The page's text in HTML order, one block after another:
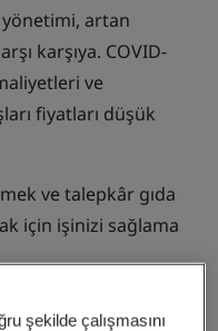
artan
karşıya. COVID-
ve
fiyatları düşük
ve talepkâr gıda
için işinizi sağlama
şekilde çalışmasını